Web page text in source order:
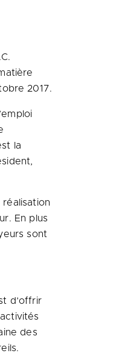
2017.
la
réalisation
En plus
sont
d’offrir
des